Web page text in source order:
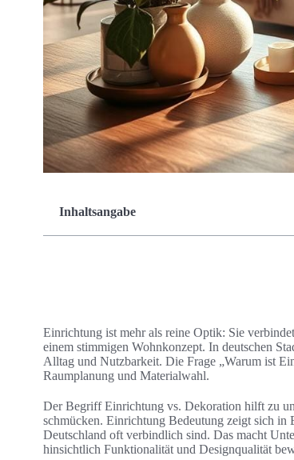
Inhaltsangabe
Einrichtung ist mehr als reine Optik: Sie
einem stimmigen Wohnkonzept. In deutschen
Alltag und Nutzbarkeit. Die Frage „Warum ist
Raumplanung und Materialwahl.
Der Begriff Einrichtung vs. Dekoration hilft zu
schmücken. Einrichtung Bedeutung zeigt sich
Deutschland oft verbindlich sind. Das macht
hinsichtlich Funktionalität und Designqualität